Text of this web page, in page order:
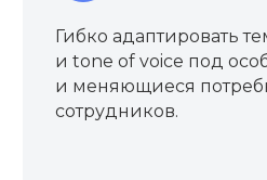
Гибко адаптировать
и tone of voice под
и меняющиеся
сотрудников.